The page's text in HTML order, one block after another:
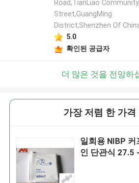
Road,TianLiao
Street,GuangMing
District,Shenzhen Of
5.0
확인된 공급자
더 많은 것을 전망하
가장 저렴 한 가격
일회용 NIBP
인 단관식 27.5